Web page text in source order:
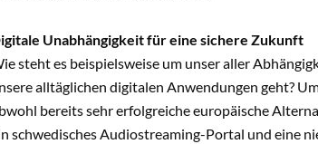
Unabhängigkeit für eine sichere Zukunft
steht es beispielsweise um unser aller
alltäglichen digitalen Anwendungen geht?
bereits sehr erfolgreiche europäische
schwedisches Audiostreaming-Portal und eine